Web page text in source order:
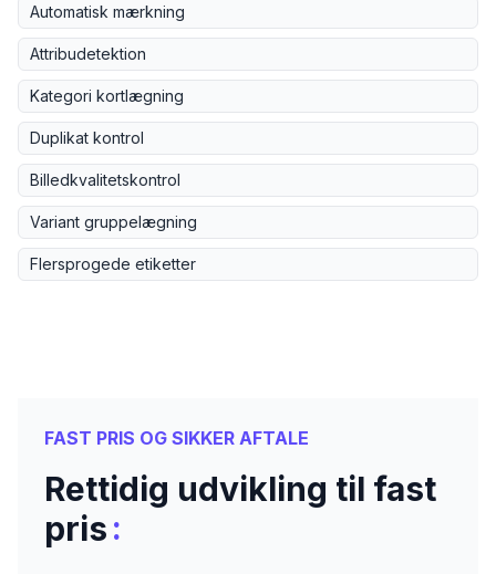
Automatisk mærkning
Attribudetektion
Kategori kortlægning
Duplikat kontrol
Billedkvalitetskontrol
Variant gruppelægning
Flersprogede etiketter
FAST PRIS OG SIKKER AFTALE
Rettidig udvikling til fast
pris: